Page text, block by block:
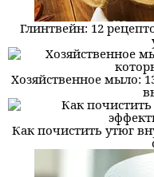
Глинтвейн: 12
Хозяйственное мыло:
Как почистить утюг